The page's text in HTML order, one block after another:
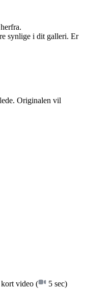
synlige i dit galleri. Er
Originalen vil
video ( 5 sec)